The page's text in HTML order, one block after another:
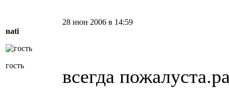
nati
гость
28 июн 2006 в 14:59
всегда